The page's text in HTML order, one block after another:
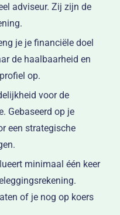
adviseur. Zij zijn de
je je financiële doel
de haalbaarheid en
op.
voor de
Gebaseerd op je
een strategische
minimaal één keer
of je nog op koers